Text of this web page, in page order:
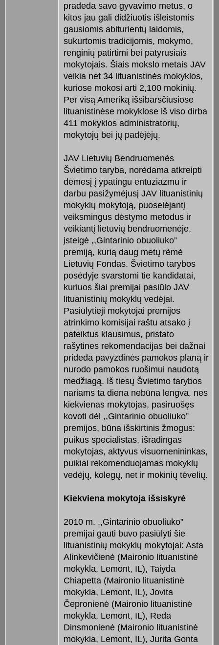
pradeda savo gyvavimo metus, o
kitos jau gali didžiuotis išleistomis
gausiomis abiturientų laidomis,
sukurtomis tradicijomis, mokymo,
renginių patirtimi bei patyrusiais
mokytojais. Šiais mokslo metais JAV
veikia net 34 lituanistinės mokyklos,
kuriose mokosi arti 2,100 mokinių.
Per visą Ameriką išsibarsčiusiose
lituanistinėse mokyklose iš viso dirba
411 mokyklos administratorių,
mokytojų bei jų padėjėjų.
JAV Lietuvių Bendruomenės
Švietimo taryba, norėdama atkreipti
dėmesį į ypatingu entuziazmu ir
darbu pasižymėjusį JAV lituanistinių
mokyklų mokytoją, puoselėjantį
veiksmingus dėstymo metodus ir
veikiantį lietuvių bendruomenėje,
įsteigė ,,Gintarinio obuoliuko”
premiją, kurią daug metų rėmė
Lietuvių Fondas. Švietimo tarybos
posėdyje svarstomi tie kandidatai,
kuriuos šiai premijai pasiūlo JAV
lituanistinių mokyklų vedėjai.
Pasiūlytieji mokytojai premijos
atrinkimo komisijai raštu atsako į
pateiktus klausimus, pristato
rašytines rekomendacijas bei dažnai
prideda pavyzdinės pamokos planą ir
nurodo pamokos ruošimui naudotą
medžiagą. Iš tiesų Švietimo tarybos
nariams ta diena nebūna lengva, nes
kiekvienas mokytojas, pasiruošęs
kovoti dėl ,,Gintarinio obuoliuko”
premijos, būna išskirtinis žmogus:
puikus specialistas, išradingas
mokytojas, aktyvus visuomenininkas,
puikiai rekomenduojamas mokyklų
vedėjų, kolegų, net ir mokinių tėvelių.
Kiekviena mokytoja išsiskyrė
2010 m. ,,Gintarinio obuoliuko”
premijai gauti buvo pasiūlyti šie
lituanistinių mokyklų mokytojai: Asta
Alinkevičienė (Maironio lituanistinė
mokykla, Lemont, IL), Taiyda
Chiapetta (Maironio lituanistinė
mokykla, Lemont, IL), Jovita
Čepronienė (Maironio lituanistinė
mokykla, Lemont, IL), Reda
Dinsmonienė (Maironio lituanistinė
mokykla, Lemont, IL), Jurita Gonta